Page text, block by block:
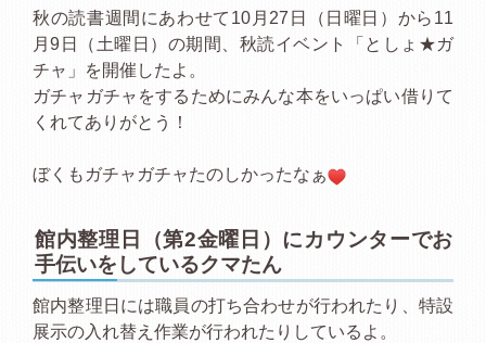
秋の読書週間にあわせて10月27日（日曜日）から11
月9日（土曜日）の期間、秋読イベント「としょ★ガ
チャ」を開催したよ。
ガチャガチャをするためにみんな本をいっぱい借りて
くれてありがとう！
ぼくもガチャガチャたのしかったなぁ
館内整理日（第2金曜日）にカウンターでお
手伝いをしているクマたん
館内整理日には職員の打ち合わせが行われたり、特設
展示の入れ替え作業が行われたりしているよ。